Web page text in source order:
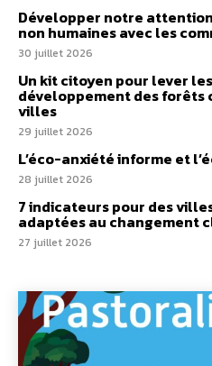
Développer notre
non humaines avec les
30 juillet 2026
Un kit citoyen pour lever
développement des forêts
villes
29 juillet 2026
L’éco-anxiété informe et
28 juillet 2026
7 indicateurs pour des
adaptées au changement
27 juillet 2026